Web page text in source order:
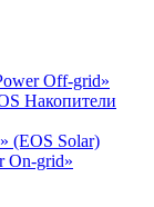
Off-grid»
Накопители
(EOS Solar)
On-grid»